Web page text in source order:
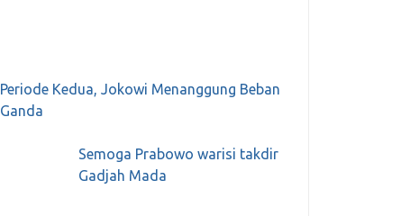
Periode Kedua, Jokowi Menanggung Beban
Ganda
Semoga Prabowo warisi takdir
Gadjah Mada